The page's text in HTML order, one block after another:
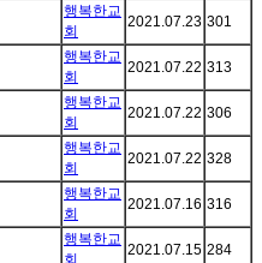
행복한교
회
2021.07.23 301
행복한교
회
2021.07.22 313
행복한교
회
2021.07.22 306
행복한교
회
2021.07.22 328
행복한교
회
2021.07.16 316
행복한교
회
2021.07.15 284